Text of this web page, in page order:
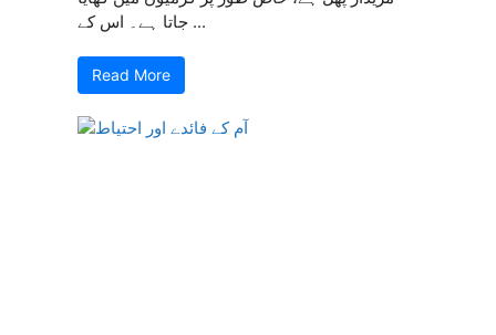
جاتا ہے۔ اس کے ...
Read More